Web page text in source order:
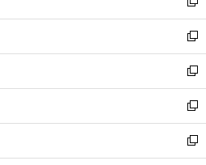
ウ
で
開
く
ィ
ン
ド
ウ
で
開
く
い
ウ
ィ
ン
ド
ウ
で
開
く
新
し
い
ウ
ィ
ン
ド
ウ
で
開
新
し
い
ウ
ィ
ン
ド
ウ
新
し
い
ウ
ィ
ン
新
し
い
ウ
新
し